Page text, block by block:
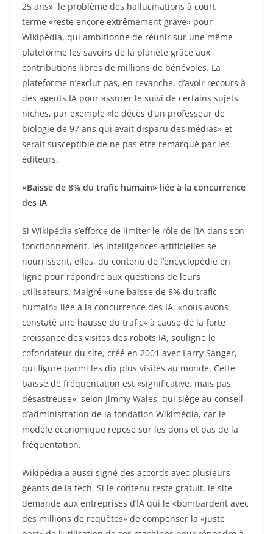
25 ans», le problème des hallucinations à court
terme «reste encore extrêmement grave» pour
Wikipédia, qui ambitionne de réunir sur une même
plateforme les savoirs de la planète grâce aux
contributions libres de millions de bénévoles. La
plateforme n’exclut pas, en revanche, d’avoir recours à
des agents IA pour assurer le suivi de certains sujets
niches, par exemple «le décès d’un professeur de
biologie de 97 ans qui avait disparu des médias» et
serait susceptible de ne pas être remarqué par les
éditeurs.
«Baisse de 8% du trafic humain» liée à la concurrence
des IA
Si Wikipédia s’efforce de limiter le rôle de l’IA dans son
fonctionnement, les intelligences artificielles se
nourrissent, elles, du contenu de l’encyclopédie en
ligne pour répondre aux questions de leurs
utilisateurs. Malgré «une baisse de 8% du trafic
humain» liée à la concurrence des IA, «nous avons
constaté une hausse du trafic» à cause de la forte
croissance des visites des robots IA, souligne le
cofondateur du site, créé en 2001 avec Larry Sanger,
qui figure parmi les dix plus visités au monde. Cette
baisse de fréquentation est «significative, mais pas
désastreuse», selon Jimmy Wales, qui siège au conseil
d’administration de la fondation Wikimédia, car le
modèle économique repose sur les dons et pas de la
fréquentation.
Wikipédia a aussi signé des accords avec plusieurs
géants de la tech. Si le contenu reste gratuit, le site
demande aux entreprises d’IA qui le «bombardent avec
des millions de requêtes» de compenser la «juste